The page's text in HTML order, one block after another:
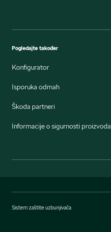
Pogledajte također
Konfigurator
Isporuka odmah
Škoda partneri
Informacije o sigurnosti proizvoda
Sistem zaštite uzbunjivača